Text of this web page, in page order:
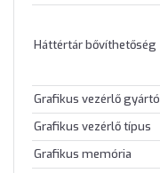
Háttértár bővíthetőség
Grafikus vezérlő gyártó
Grafikus vezérlő típus
Grafikus memória